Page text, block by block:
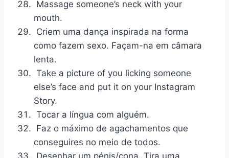
Massage someone’s neck with your
mouth.
Criem uma dança inspirada na forma
como fazem sexo. Façam-na em câmara
lenta.
Take a picture of you licking someone
else’s face and put it on your Instagram
Story.
Tocar a língua com alguém.
Faz o máximo de agachamentos que
conseguires no meio de todos.